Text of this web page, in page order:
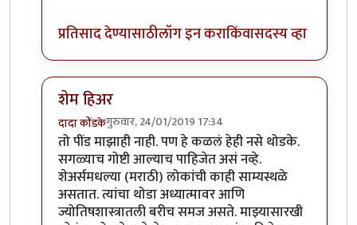
प्रतिसाद देण्यासाठीलॉग इन कराकिंवासदस्य व्हा
शेम हिअर
दादा कोंडकेगुरुवार, 24/01/2019 17:34
In reply toसुरेख लिखाणbyसमीरसूर
तो पींड माझाही नाही. पण हे कळलं हेही नसे थोडके.
सगळ्याच गोष्टी आल्याच पाहिजेत असं नव्हे.
शेअर्समधल्या (मराठी) लोकांची काही साम्यस्थळे
असतात. त्यांचा थोडा अध्यात्मावर आणि
ज्योतिषशास्त्रातली बरीच समज असते. माझ्यासारखी